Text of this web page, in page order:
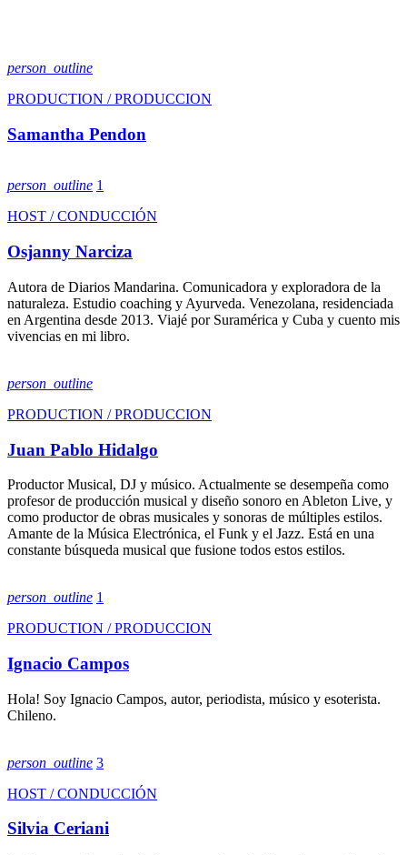
person_outline
PRODUCTION / PRODUCCION
Samantha Pendon
person_outline 1
HOST / CONDUCCIÓN
Osjanny Narciza
Autora de Diarios Mandarina. Comunicadora y exploradora de la
naturaleza. Estudio coaching y Ayurveda. Venezolana, residenciada
en Argentina desde 2013. Viajé por Suramérica y Cuba y cuento mis
vivencias en mi libro.
person_outline
PRODUCTION / PRODUCCION
Juan Pablo Hidalgo
Productor Musical, DJ y músico. Actualmente se desempeña como
profesor de producción musical y diseño sonoro en Ableton Live, y
como productor de obras musicales y sonoras de múltiples estilos.
Amante de la Música Electrónica, el Funk y el Jazz. Está en una
constante búsqueda musical que fusione todos estos estilos.
person_outline 1
PRODUCTION / PRODUCCION
Ignacio Campos
Hola! Soy Ignacio Campos, autor, periodista, músico y esoterista.
Chileno.
person_outline 3
HOST / CONDUCCIÓN
Silvia Ceriani